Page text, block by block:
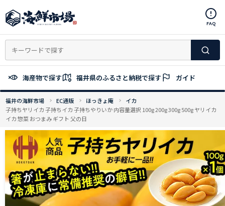
ン
ン
へ
ッ
プ
FAQ
海産物で探す 福井県のふるさと納税で探す ガイド
福井の海鮮市場 EC通販 ほっきょ庵
イカ
子持ちヤリイカ 子持ちイカ 子持ちやりいか 内容量選択 100g 200g 300g 500g ヤリイカ
イカ 惣菜 おつまみ ギフト 父の日